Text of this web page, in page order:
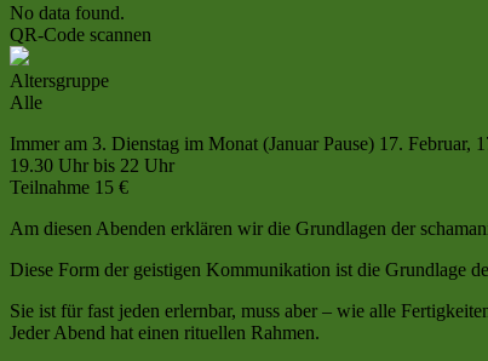
No data found.
QR-Code scannen
Altersgruppe
Alle
Immer am 3. Dienstag im Monat (Januar Pause) 17.
19.30 Uhr bis 22 Uhr
Teilnahme 15 €
Am diesen Abenden erklären wir die Grundlagen der
Diese Form der geistigen Kommunikation ist die Grundlage
Sie ist für fast jeden erlernbar, muss aber – wie alle
Jeder Abend hat einen rituellen Rahmen.